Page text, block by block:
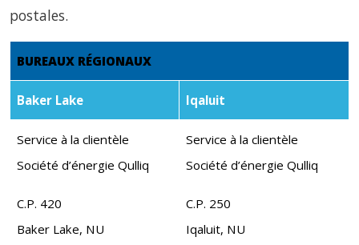
postales.
BUREAUX RÉGIONAUX
Baker Lake Iqaluit
Service à la clientèle
Société d’énergie Qulliq
C.P. 420
Baker Lake, NU
Service à la clientèle
Société d’énergie Qulliq
C.P. 250
Iqaluit, NU